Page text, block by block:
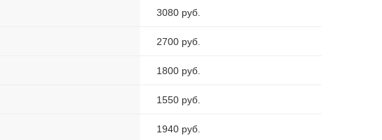
3080 руб.
2700 руб.
1800 руб.
1550 руб.
1940 руб.